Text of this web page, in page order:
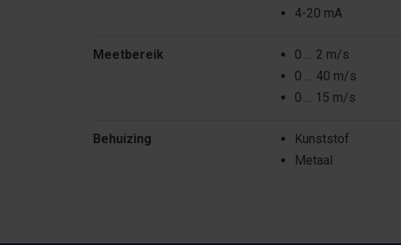
4-20 mA
Meetbereik
0 … 2 m/s
0 … 40 m/s
0 ... 15 m/s
Behuizing
Kunststof
Metaal